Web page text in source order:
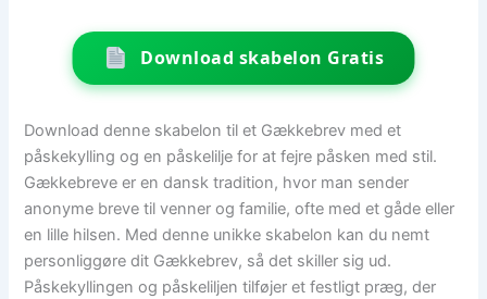
Download skabelon Gratis
Download denne skabelon til et Gækkebrev med et
påskekylling og en påskelilje for at fejre påsken med stil.
Gækkebreve er en dansk tradition, hvor man sender
anonyme breve til venner og familie, ofte med et gåde eller
en lille hilsen. Med denne unikke skabelon kan du nemt
personliggøre dit Gækkebrev, så det skiller sig ud.
Påskekyllingen og påskeliljen tilføjer et festligt præg, der